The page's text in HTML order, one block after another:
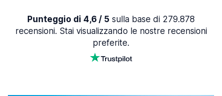
Punteggio di 4,6 / 5 sulla base di 279.878
recensioni. Stai visualizzando le nostre recensioni
preferite.